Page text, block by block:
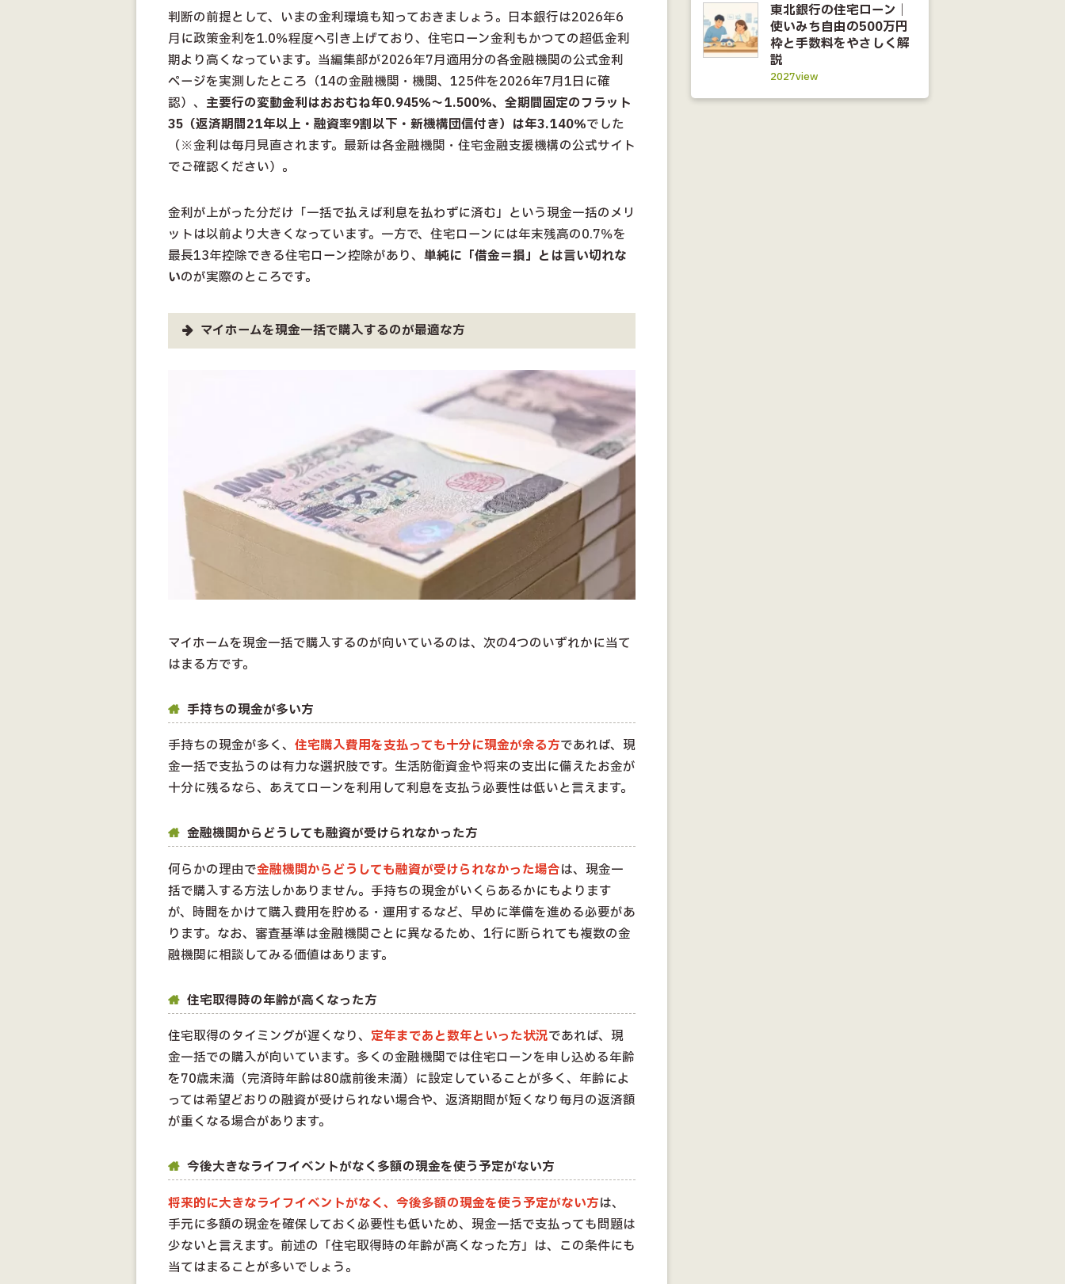
判断の前提として、いまの金利環境も知っておきましょう。日本銀行は2026年6
月に政策金利を1.0％程度へ引き上げており、住宅ローン金利もかつての超低金利
期より高くなっています。当編集部が2026年7月適用分の各金融機関の公式金利
ページを実測したところ（14の金融機関・機関、125件を2026年7月1日に確
認）、 主要行の変動金利はおおむね年0.945％〜1.500％、全期間固定のフラット
35（返済期間21年以上・融資率9割以下・新機構団信付き）は年3.140％でした
（※金利は毎月見直されます。最新は各金融機関・住宅金融支援機構の公式サイト
でご確認ください）。
金利が上がった分だけ「一括で払えば利息を払わずに済む」という現金一括のメリ
ットは以前より大きくなっています。一方で、住宅ローンには年末残高の0.7％を
最長13年控除できる住宅ローン控除があり、 単純に「借金＝損」とは言い切れな
いのが実際のところです。
マイホームを現金一括で購入するのが最適な方
マイホームを現金一括で購入するのが向いているのは、次の4つのいずれかに当て
はまる方です。
手持ちの現金が多い方
手持ちの現金が多く、 住宅購入費用を支払っても十分に現金が余る方であれば、現
金一括で支払うのは有力な選択肢です。生活防衛資金や将来の支出に備えたお金が
十分に残るなら、あえてローンを利用して利息を支払う必要性は低いと言えます。
金融機関からどうしても融資が受けられなかった方
何らかの理由で金融機関からどうしても融資が受けられなかった場合は、現金一
括で購入する方法しかありません。手持ちの現金がいくらあるかにもよります
が、時間をかけて購入費用を貯める・運用するなど、早めに準備を進める必要があ
ります。なお、審査基準は金融機関ごとに異なるため、1行に断られても複数の金
融機関に相談してみる価値はあります。
住宅取得時の年齢が高くなった方
住宅取得のタイミングが遅くなり、 定年まであと数年といった状況であれば、現
金一括での購入が向いています。多くの金融機関では住宅ローンを申し込める年齢
を70歳未満（完済時年齢は80歳前後未満）に設定していることが多く、年齢によ
っては希望どおりの融資が受けられない場合や、返済期間が短くなり毎月の返済額
が重くなる場合があります。
今後大きなライフイベントがなく多額の現金を使う予定がない方
将来的に大きなライフイベントがなく、今後多額の現金を使う予定がない方は、
手元に多額の現金を確保しておく必要性も低いため、現金一括で支払っても問題は
少ないと言えます。前述の「住宅取得時の年齢が高くなった方」は、この条件にも
当てはまることが多いでしょう。
東北銀行の住宅ローン｜
使いみち自由の500万円
枠と手数料をやさしく解
説
2027view